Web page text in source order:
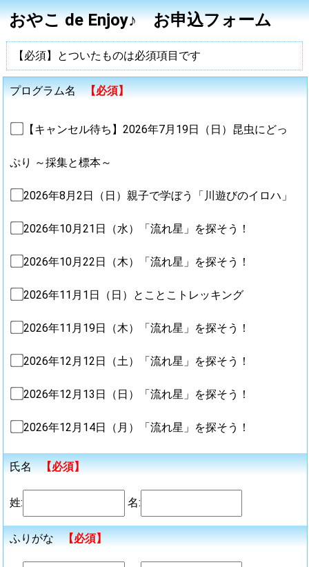
おやこ de Enjoy♪ お申込フォーム
【必須】とついたものは必須項目です
プログラム名 【必須】
【キャンセル待ち】2026年7月19日（日）昆虫にどっ
ぷり ～採集と標本～
2026年8月2日（日）親子で学ぼう「川遊びのイロハ」
2026年10月21日（水）「流れ星」を探そう！
2026年10月22日（木）「流れ星」を探そう！
2026年11月1日（日）とことこトレッキング
2026年11月19日（木）「流れ星」を探そう！
2026年12月12日（土）「流れ星」を探そう！
2026年12月13日（日）「流れ星」を探そう！
2026年12月14日（月）「流れ星」を探そう！
氏名 【必須】
姓: 名:
ふりがな 【必須】